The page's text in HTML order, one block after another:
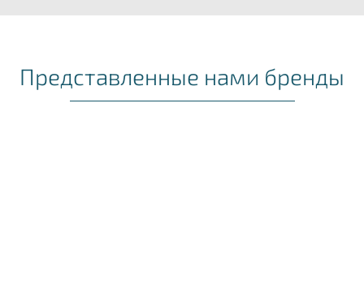
Представленные нами бренды